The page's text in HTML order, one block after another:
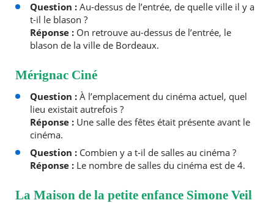
Question :Au-dessus de l’entrée, de quelle ville il y a
t-il le blason ?
Réponse :On retrouve au-dessus de l’entrée, le
blason de la ville de Bordeaux.
Mérignac Ciné
Question :À l’emplacement du cinéma actuel, quel
lieu existait autrefois ?
Réponse :Une salle des fêtes était présente avant le
cinéma.
Question : Combien y a t-il de salles au cinéma ?
Réponse :Le nombre de salles du cinéma est de 4.
La Maison de la petite enfance Simone Veil